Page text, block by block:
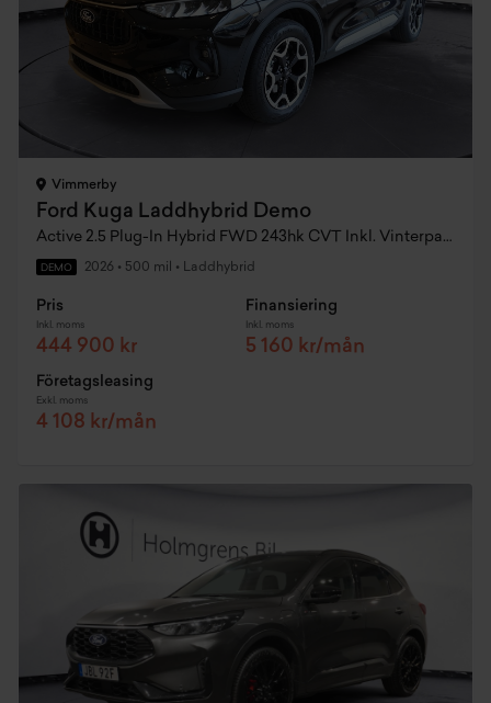
Vimmerby
Ford Kuga Laddhybrid Demo
Active 2.5 Plug-In Hybrid FWD 243hk CVT Inkl. Vinterpaket Dragkrok
DEMO 2026 • 500 mil • Laddhybrid
Pris
Inkl. moms
444 900 kr
Finansiering
Inkl. moms
5 160 kr/mån
Företagsleasing
Exkl. moms
4 108 kr/mån